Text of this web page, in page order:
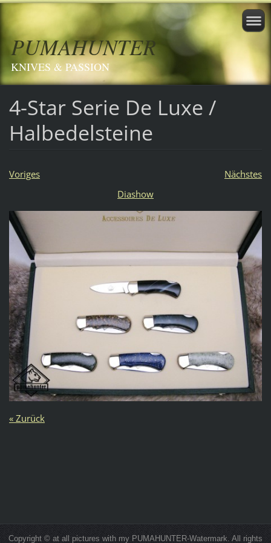
PUMAHUNTER
KNIVES & PASSION
4-Star Serie De Luxe /
Halbedelsteine
Voriges
Nächstes
Diashow
« Zurück
Copyright © at all pictures with my PUMAHUNTER-Watermark. All rights